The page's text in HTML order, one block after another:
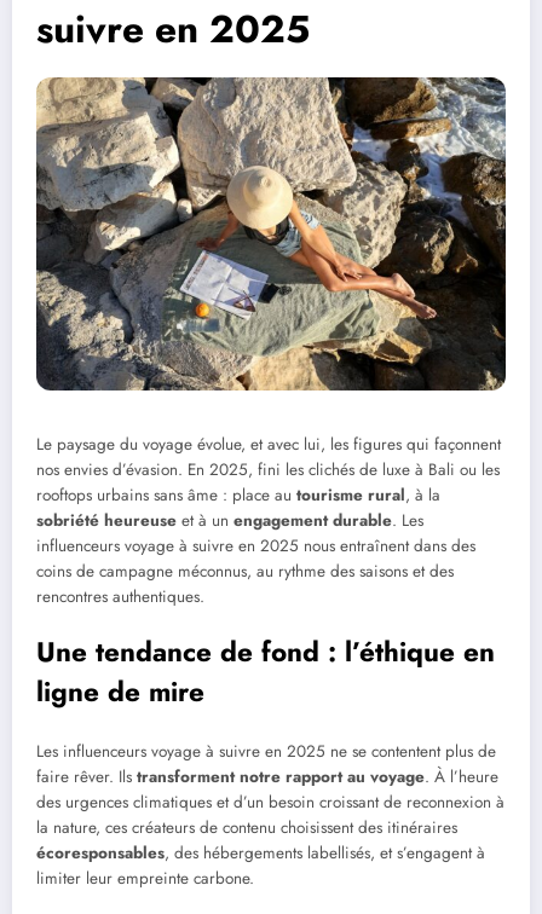
suivre en 2025
Le paysage du voyage évolue, et avec lui, les figures qui façonnent
nos envies d’évasion. En 2025, fini les clichés de luxe à Bali ou les
rooftops urbains sans âme : place au tourisme rural, à la
sobriété heureuse et à un engagement durable. Les
influenceurs voyage à suivre en 2025 nous entraînent dans des
coins de campagne méconnus, au rythme des saisons et des
rencontres authentiques.
Une tendance de fond : l’éthique en
ligne de mire
Les influenceurs voyage à suivre en 2025 ne se contentent plus de
faire rêver. Ils transforment notre rapport au voyage. À l’heure
des urgences climatiques et d’un besoin croissant de reconnexion à
la nature, ces créateurs de contenu choisissent des itinéraires
écoresponsables, des hébergements labellisés, et s’engagent à
limiter leur empreinte carbone.